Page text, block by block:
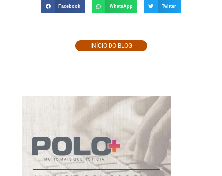
Facebook WhatsApp Twitter
INÍCIO DO BLOG